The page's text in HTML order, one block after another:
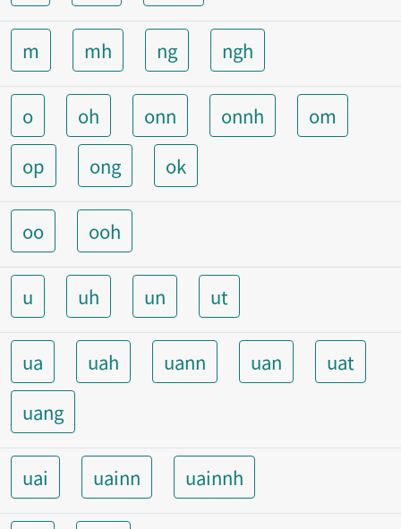
m mh ng ngh
o oh onn onnh
om
op
ong ok
oo ooh
u uh un ut
ua uah uann uan
uat
uang
uai uainn uainnh